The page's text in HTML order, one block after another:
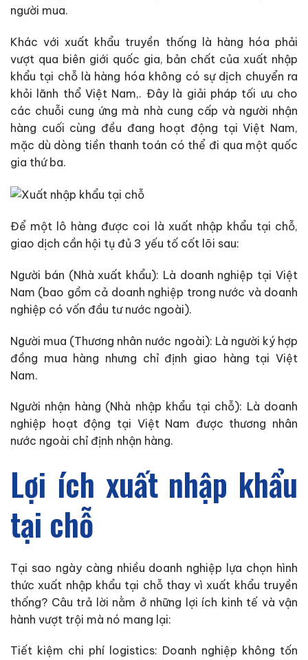
người mua.
Khác với xuất khẩu truyền thống là hàng hóa phải
vượt qua biên giới quốc gia, bản chất của xuất nhập
khẩu tại chỗ là hàng hóa không có sự dịch chuyển ra
khỏi lãnh thổ Việt Nam,. Đây là giải pháp tối ưu cho
các chuỗi cung ứng mà nhà cung cấp và người nhận
hàng cuối cùng đều đang hoạt động tại Việt Nam,
mặc dù dòng tiền thanh toán có thể đi qua một quốc
gia thứ ba.
Để một lô hàng được coi là xuất nhập khẩu tại chỗ,
giao dịch cần hội tụ đủ 3 yếu tố cốt lõi sau:
Người bán (Nhà xuất khẩu): Là doanh nghiệp tại Việt
Nam (bao gồm cả doanh nghiệp trong nước và doanh
nghiệp có vốn đầu tư nước ngoài).
Người mua (Thương nhân nước ngoài): Là người ký hợp
đồng mua hàng nhưng chỉ định giao hàng tại Việt
Nam.
Người nhận hàng (Nhà nhập khẩu tại chỗ): Là doanh
nghiệp hoạt động tại Việt Nam được thương nhân
nước ngoài chỉ định nhận hàng.
Lợi ích xuất nhập khẩu
tại chỗ
Tại sao ngày càng nhiều doanh nghiệp lựa chọn hình
thức xuất nhập khẩu tại chỗ thay vì xuất khẩu truyền
thống? Câu trả lời nằm ở những lợi ích kinh tế và vận
hành vượt trội mà nó mang lại:
Tiết kiệm chi phí logistics: Doanh nghiệp không tốn